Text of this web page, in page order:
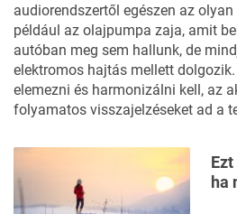
audiorendszertől egészen az
például az olajpumpa zaja, amit
autóban meg sem hallunk, de
elektromos hajtás mellett
elemezni és harmonizálni kell, az
folyamatos visszajelzéseket ad a
ha